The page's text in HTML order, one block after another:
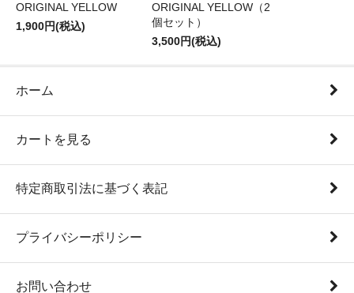
ORIGINAL YELLOW
1,900円(税込)
ORIGINAL YELLOW（2
個セット）
3,500円(税込)
ホーム
カートを見る
特定商取引法に基づく表記
プライバシーポリシー
お問い合わせ